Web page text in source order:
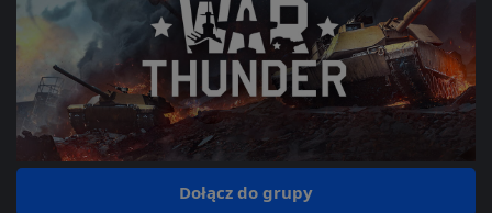
Dołącz do grupy